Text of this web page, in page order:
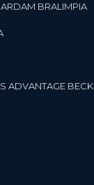
BRALIMPIA
ADVANTAGE